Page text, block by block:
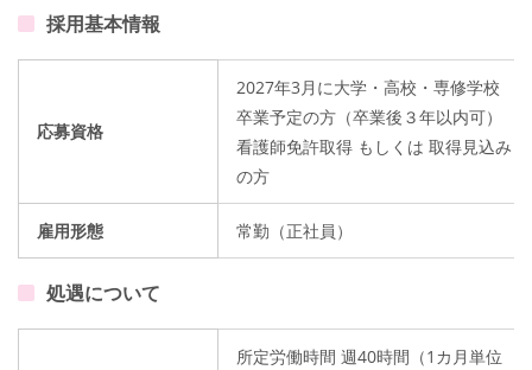
採用基本情報
応募資格
2027年3月に大学・高校・専修学校
卒業予定の方（卒業後３年以内可）
看護師免許取得 もしくは 取得見込み
の方
雇用形態 常勤（正社員）
処遇について
所定労働時間 週40時間（1カ月単位